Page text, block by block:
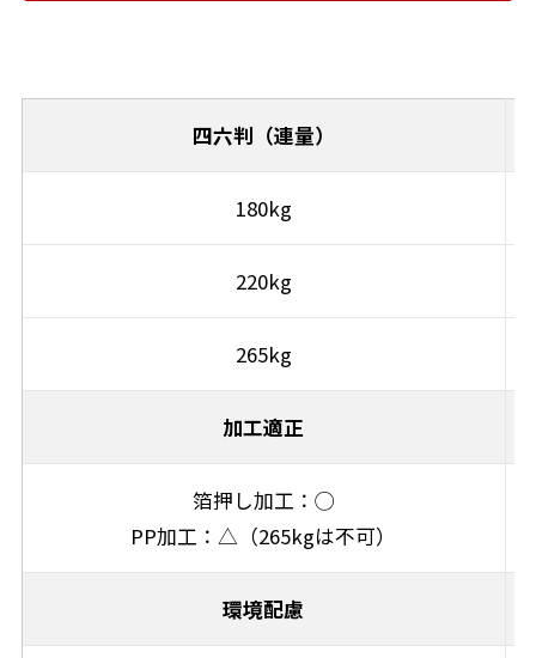
四六判（連量）
180kg
220kg
265kg
加工適正
箔押し加工：◯
PP加工：△（265kgは不可）
環境配慮